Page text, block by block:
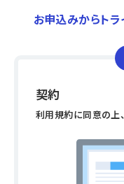
お申込みからト
契約
利用規約に同意の上